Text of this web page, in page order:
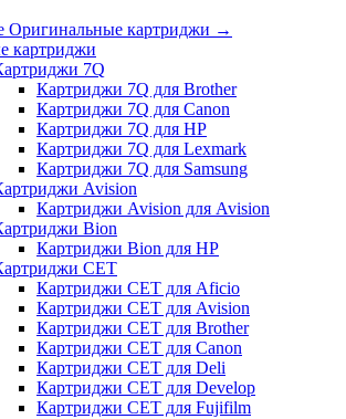
Оригинальные картриджи →
картриджи
7Q
Картриджи 7Q для Brother
Картриджи 7Q для Canon
Картриджи 7Q для HP
Картриджи 7Q для Lexmark
Картриджи 7Q для Samsung
Avision
Картриджи Avision для Avision
Bion
Картриджи Bion для HP
CET
Картриджи CET для Aficio
Картриджи CET для Avision
Картриджи CET для Brother
Картриджи CET для Canon
Картриджи CET для Deli
Картриджи CET для Develop
Картриджи CET для Fujifilm